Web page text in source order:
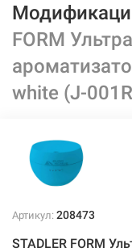
FORM
white (J-
Артикул: 208473
STADLER FORM